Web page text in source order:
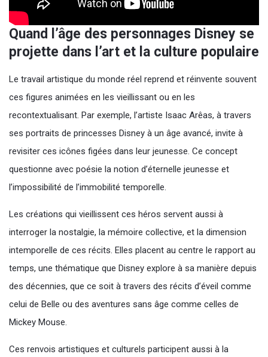
Quand l’âge des personnages Disney se
projette dans l’art et la culture populaire
Le travail artistique du monde réel reprend et réinvente souvent
ces figures animées en les vieillissant ou en les
recontextualisant. Par exemple, l’artiste Isaac Arêas, à travers
ses portraits de princesses Disney à un âge avancé, invite à
revisiter ces icônes figées dans leur jeunesse. Ce concept
questionne avec poésie la notion d’éternelle jeunesse et
l’impossibilité de l’immobilité temporelle.
Les créations qui vieillissent ces héros servent aussi à
interroger la nostalgie, la mémoire collective, et la dimension
intemporelle de ces récits. Elles placent au centre le rapport au
temps, une thématique que Disney explore à sa manière depuis
des décennies, que ce soit à travers des récits d’éveil comme
celui de Belle ou des aventures sans âge comme celles de
Mickey Mouse.
Ces renvois artistiques et culturels participent aussi à la